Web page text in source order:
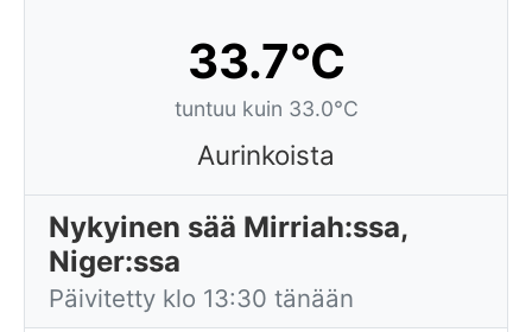
33.7°C
tuntuu kuin 33.0°C
Aurinkoista
Nykyinen sää Mirriah:ssa,
Niger:ssa
Päivitetty klo 13:30 tänään